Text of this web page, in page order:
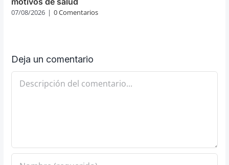
07/08/2026 | 0 Comentarios
Deja un comentario
Comentario